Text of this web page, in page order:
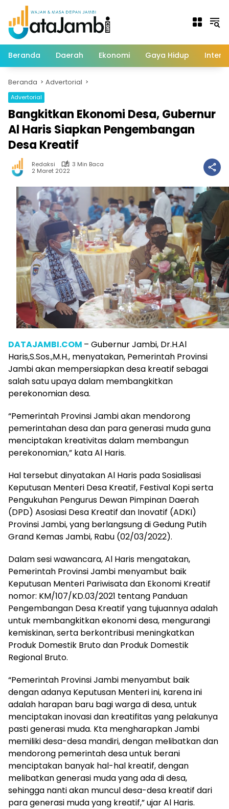
Langsung
konten
Beranda Daerah Ekonomi Gaya Hidup
Beranda Advertorial
Advertorial
Bangkitkan Ekonomi Desa, Gubernur
Al Haris Siapkan Pengembangan
Desa Kreatif
Redaksi
3 Min Baca
2 Maret 2022
DATAJAMBI.COM – Gubernur Jambi, Dr.H.Al
Haris,S.Sos.,M.H., menyatakan, Pemerintah Provinsi
Jambi akan mempersiapkan desa kreatif sebagai
salah satu upaya dalam membangkitkan
perekonomian desa.
“Pemerintah Provinsi Jambi akan mendorong
pemerintahan desa dan para generasi muda guna
menciptakan kreativitas dalam membangun
perekonomian,” kata Al Haris.
Hal tersebut dinyatakan Al Haris pada Sosialisasi
Keputusan Menteri Desa Kreatif, Festival Kopi serta
Pengukuhan Pengurus Dewan Pimpinan Daerah
(DPD) Asosiasi Desa Kreatif dan Inovatif (ADKI)
Provinsi Jambi, yang berlangsung di Gedung Putih
Grand Kemas Jambi, Rabu (02/03/2022).
Dalam sesi wawancara, Al Haris mengatakan,
Pemerintah Provinsi Jambi menyambut baik
Keputusan Menteri Pariwisata dan Ekonomi Kreatif
nomor: KM/107/KD.03/2021 tentang Panduan
Pengembangan Desa Kreatif yang tujuannya adalah
untuk membangkitkan ekonomi desa, mengurangi
kemiskinan, serta berkontribusi meningkatkan
Produk Domestik Bruto dan Produk Domestik
Regional Bruto.
“Pemerintah Provinsi Jambi menyambut baik
dengan adanya Keputusan Menteri ini, karena ini
adalah harapan baru bagi warga di desa, untuk
menciptakan inovasi dan kreatifitas yang pelakunya
pasti generasi muda. Kta mengharapkan Jambi
memiliki desa-desa mandiri, dengan melibatkan dan
mendorong pemerintah desa untuk berani
menciptakan banyak hal-hal kreatif, dengan
melibatkan generasi muda yang ada di desa,
sehingga nanti akan muncul desa-desa kreatif dari
para generasi muda yang kreatif,” ujar Al Haris.